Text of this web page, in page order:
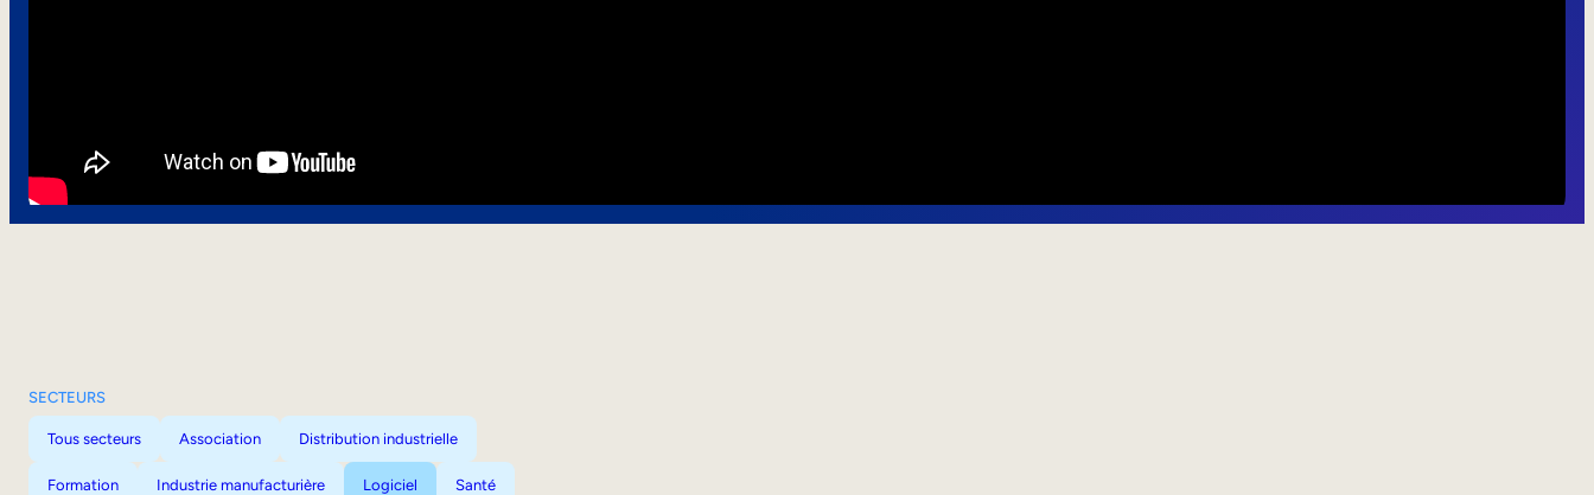
SECTEURS
Tous secteurs Association Distribution industrielle
Formation Industrie manufacturière Logiciel Santé